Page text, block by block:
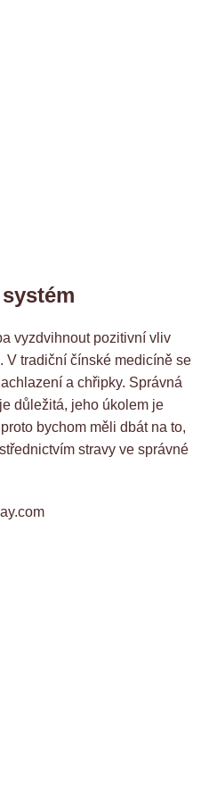
vyzdvihnout pozitivní vliv
V tradiční čínské medicíně se
a chřipky. Správná
důležitá, jeho úkolem je
bychom měli dbát na to,
stravy ve správné